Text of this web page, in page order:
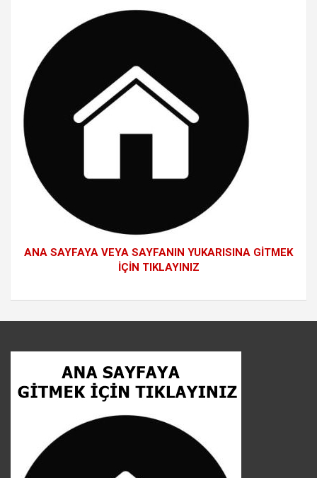
ANA SAYFAYA VEYA SAYFANIN YUKARISINA GİTMEK
İÇİN TIKLAYINIZ